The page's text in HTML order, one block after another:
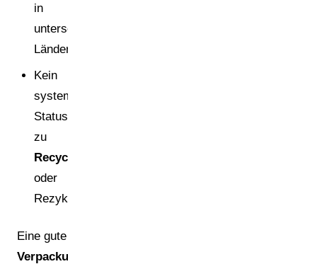
in
unterschiedlichen
Ländern.
Kein
systematischer
Status
zu
Recyclingfähigkeit
oder
Rezyklatgehalt.
Eine gute
Verpackungsmanagement